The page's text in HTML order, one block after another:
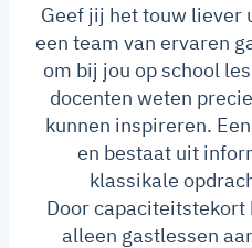
Geef jij het touw liever
een team van ervaren
om bij jou op school
docenten weten
kunnen inspireren.
en bestaat uit
klassikale
Door
alleen gastlessen